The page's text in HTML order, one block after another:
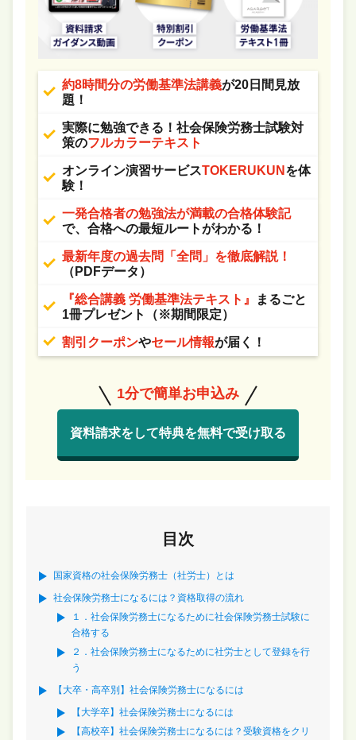
約8時間分の労働基準法講義が20日間見放
題！
実際に勉強できる！社会保険労務士試験対
策のフルカラーテキスト
オンライン演習サービスTOKERUKUN を体
験！
一発合格者の勉強法が満載の合格体験記
で、合格への最短ルートがわかる！
最新年度の過去問「全問」を徹底解説！
（PDFデータ）
『総合講義 労働基準法テキスト』
まるごと
1冊プレゼント（※期間限定）
割引クーポンやセール情報が届く！
1分で簡単お申込み
資料請求をして特典を無料で受け取る
目次
国家資格の社会保険労務士（社労士）とは
社会保険労務士になるには？資格取得の流れ
１．社会保険労務士になるために社会保険労務士試験に
合格する
２．社会保険労務士になるために社労士として登録を行
う
【大卒・高卒別】社会保険労務士になるには
【大学卒】社会保険労務士になるには
【高校卒】社会保険労務士になるには？受験資格をクリ